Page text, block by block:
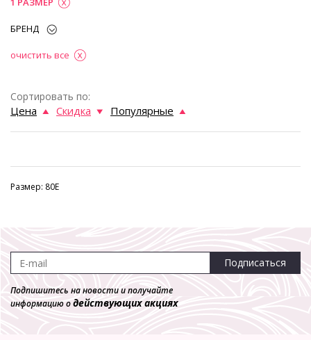
БРЕНД
очистить все
Сортировать по:
Цена Скидка Популярные
Размер: 80E
Подписаться
Подпишитесь на новости и получайте
информацию одействующих акциях